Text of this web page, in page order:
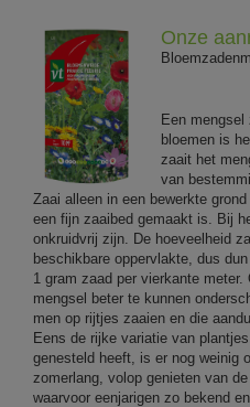
Onze
Een
bloemen is
zaait het
van
Zaai alleen in een bewerkte
een fijn zaaibed gemaakt is. Bij
onkruidvrij zijn. De hoeveelheid
beschikbare oppervlakte, dus
1 gram zaad per vierkante
mengsel beter te kunnen
men op rijtjes zaaien en die
Eens de rijke variatie van
genesteld heeft, is er nog weinig
zomerlang, volop genieten van
waarvoor eenjarigen zo bekend